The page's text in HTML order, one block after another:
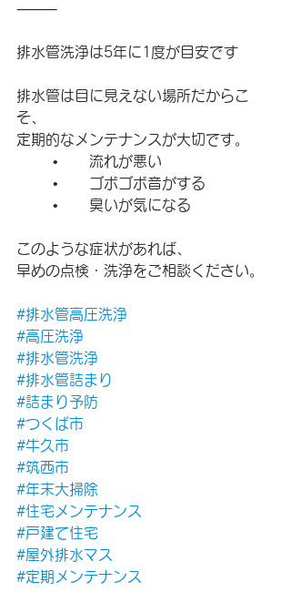
⸻
排水管洗浄は5年に1度が目安です
排水管は目に見えない場所だからこ
そ、
定期的なメンテナンスが大切です。
	•	流れが悪い
	•	ゴボゴボ音がする
	•	臭いが気になる
このような症状があれば、
早めの点検・洗浄をご相談ください。
#排水管高圧洗浄
#高圧洗浄
#排水管洗浄
#排水管詰まり
#詰まり予防
#つくば市
#牛久市
#筑西市
#年末大掃除
#住宅メンテナンス
#戸建て住宅
#屋外排水マス
#定期メンテナンス